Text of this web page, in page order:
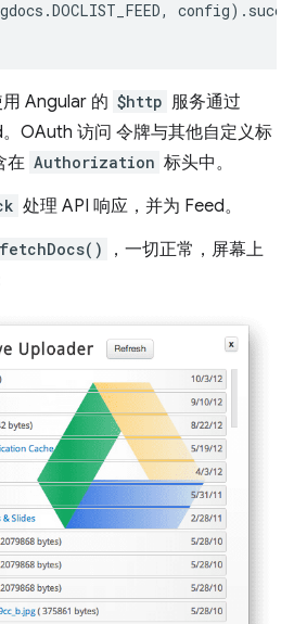
gdocs .DOCLIST_FEED, config).
Angular 的 $http 服务通过
OAuth 访问 令牌与其他自定义标
在 Authorization 标头中。
处理 API 响应，并为 Feed。
fetchDocs()
，一切正常，屏幕上